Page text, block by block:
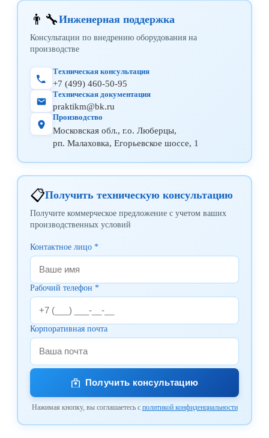
👨‍🔧Инженерная поддержка
Консультации по внедрению оборудования на
производстве
Техническая консультация
+7 (499) 460-50-95
Техническая документация
praktikm@bk.ru
Производство
Московская обл., г.о. Люберцы,
рп. Малаховка, Егорьевское шоссе, 1
📋Получить техническую консультацию
Получите коммерческое предложение с учетом ваших
производственных условий
Контактное лицо *
Рабочий телефон *
Корпоративная почта
Получить консультацию
Нажимая кнопку, вы соглашаетесь с политикой конфиденциальности